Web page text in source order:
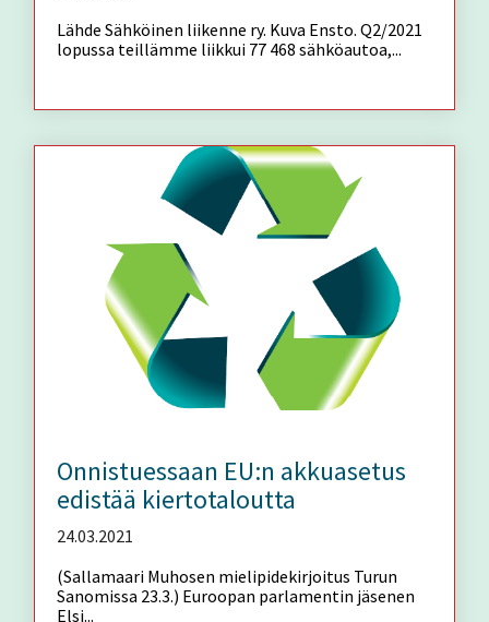
Lähde Sähköinen liikenne ry. Kuva Ensto. Q2/2021
lopussa teillämme liikkui 77 468 sähköautoa,...
Onnistuessaan EU:n akkuasetus
edistää kiertotaloutta
24.03.2021
(Sallamaari Muhosen mielipidekirjoitus Turun
Sanomissa 23.3.) Euroopan parlamentin jäsenen
Elsi...